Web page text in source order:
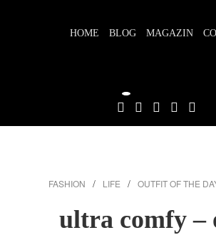
HOME BLOG MAGAZIN
FASHION LIFE OUTFIT OF THE
ultra comfy –